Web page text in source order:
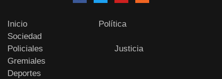
Inicio
Política
Sociedad
Policiales
Justicia
Gremiales
Deportes